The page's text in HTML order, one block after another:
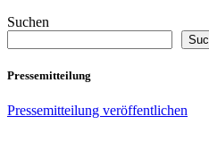
Suchen
Pressemitteilung
Pressemitteilung veröffentlichen